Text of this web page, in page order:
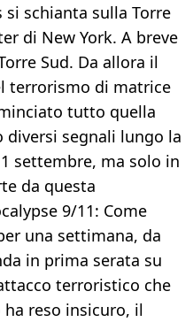
schianta sulla Torre
di New York. A breve
Sud. Da allora il
terrorismo di matrice
tutto quella
diversi segnali lungo la
settembre, ma solo in
da questa
9/11: Come
una settimana, da
in prima serata su
terroristico che
reso insicuro, il